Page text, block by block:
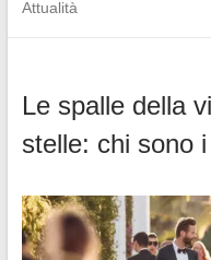
Attualità
Le spalle della
stelle: chi sono